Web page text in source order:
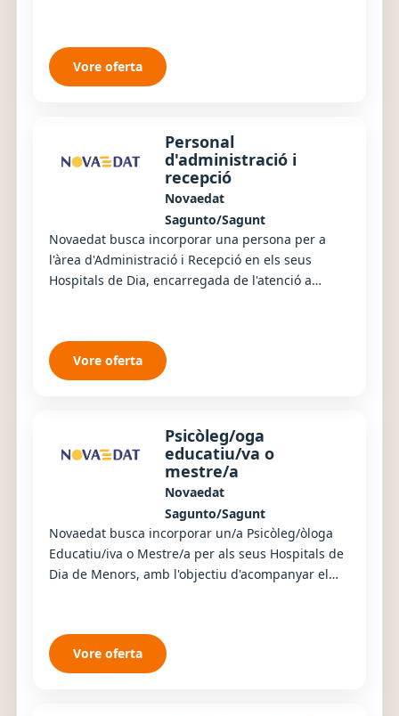
Vore oferta
Personal
d'administració i
recepció
Novaedat
Sagunto/Sagunt
Novaedat busca incorporar una persona per a
l'àrea d'Administració i Recepció en els seus
Hospitals de Dia, encarregada de l'atenció a
Vore oferta
Psicòleg/oga
educatiu/va o
mestre/a
Novaedat
Sagunto/Sagunt
Novaedat busca incorporar un/a Psicòleg/òloga
Educatiu/iva o Mestre/a per als seus Hospitals de
Dia de Menors, amb l'objectiu d'acompanyar el
Vore oferta